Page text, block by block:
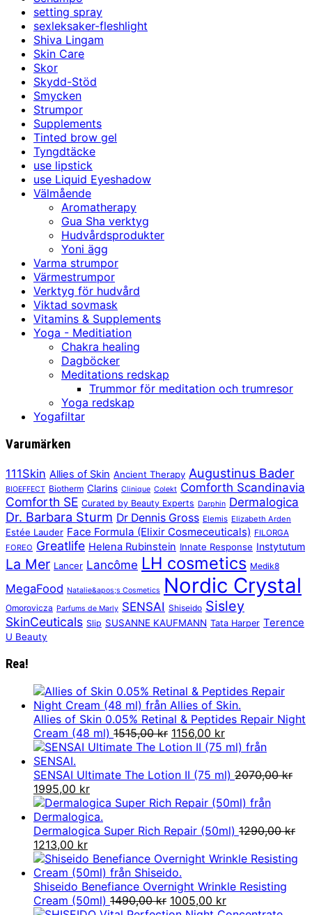
setting spray
sexleksaker-fleshlight
Shiva Lingam
Skin Care
Skor
Skydd-Stöd
Smycken
Strumpor
Supplements
Tinted brow gel
Tyngdtäcke
use lipstick
use Liquid Eyeshadow
Välmående
Aromatherapy
Gua Sha verktyg
Hudvårdsprodukter
Yoni ägg
Varma strumpor
Värmestrumpor
Verktyg för hudvård
Viktad sovmask
Vitamins & Supplements
Yoga - Meditiation
Chakra healing
Dagböcker
Meditations redskap
Trummor för meditation och trumresor
Yoga redskap
Yogafiltar
Varumärken
111Skin Allies of Skin Ancient Therapy Augustinus Bader
BIOEFFECT Biotherm Clarins Clinique Colekt Comforth Scandinavia
Comforth SE Curated by Beauty Experts Darphin Dermalogica
Dr. Barbara Sturm Dr Dennis Gross Elemis Elizabeth Arden
Estée Lauder Face Formula (Elixir Cosmeceuticals) FILORGA
FOREO Greatlife Helena Rubinstein Innate Response Instytutum
La Mer Lancer Lancôme LH cosmetics Medik8
MegaFood Natalie&apos;s Cosmetics Nordic Crystal
Omorovicza Parfums de Marly SENSAI Shiseido Sisley
SkinCeuticals Slip SUSANNE KAUFMANN Tata Harper Terence
U Beauty
Rea!
Allies of Skin 0.05% Retinal & Peptides Repair Night
Cream (48 ml) 1515,00kr Det
ursprungliga
var:
1156,00 krDet
nuvarande
är:
SENSAI Ultimate The Lotion II (75 ml) 2070,00kr
Det
ursprungliga
priset
var:
2070,00 kr.
1995,00 krDet
nuvarande
priset
är:
Dermalogica Super Rich Repair (50ml) 1290,00kr
Det
ursprungliga
priset
var:
1290,00 kr.
1213,00 krDet
nuvarande
priset
är:
1213,00 kr.
Shiseido Benefiance Overnight Wrinkle Resisting
Cream (50ml) 1490,00kr Det
1005,00 krDet